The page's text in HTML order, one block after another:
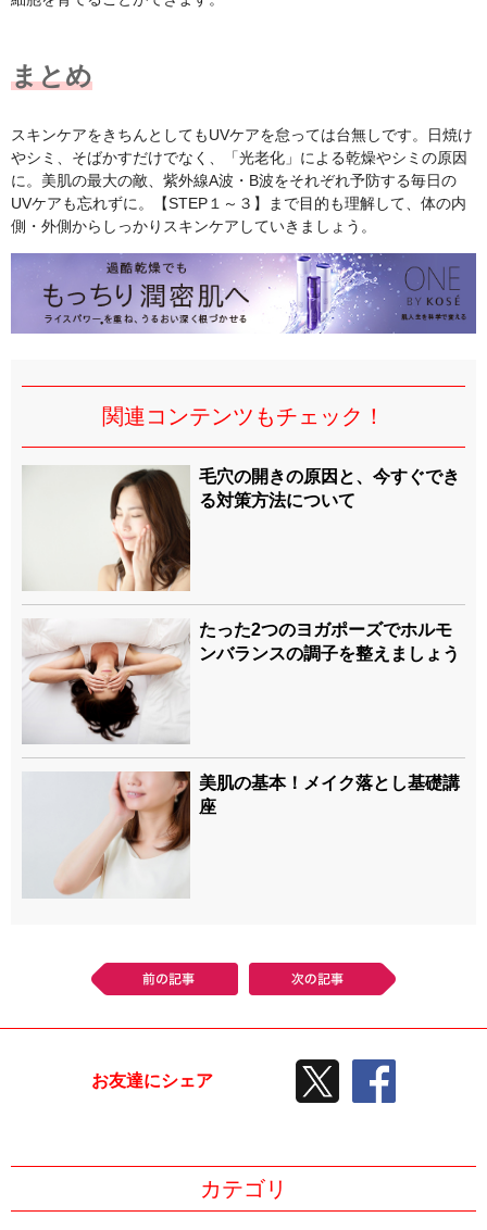
まとめ
スキンケアをきちんとしてもUVケアを怠っては台無しです。日焼け
やシミ、そばかすだけでなく、「光老化」による乾燥やシミの原因
に。美肌の最大の敵、紫外線A波・B波をそれぞれ予防する毎日の
UVケアも忘れずに。【STEP１～３】まで目的も理解して、体の内
側・外側からしっかりスキンケアしていきましょう。
関連コンテンツもチェック！
毛穴の開きの原因と、今すぐでき
る対策方法について
たった2つのヨガポーズでホルモ
ンバランスの調子を整えましょう
美肌の基本！メイク落とし基礎講
座
前の記事
お友達にシェア
TWEETする
カテゴリ